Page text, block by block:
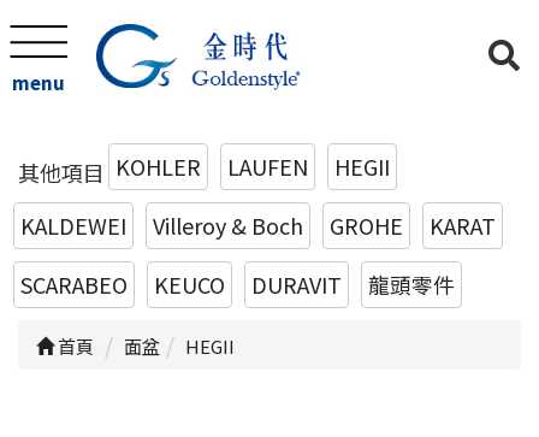
menu
其他項目 KOHLER LAUFEN
HEGII
KALDEWEI
Villeroy & Boch GROHE
KARAT
SCARABEO
KEUCO DURAVIT 龍頭零件
首頁 面盆 HEGII